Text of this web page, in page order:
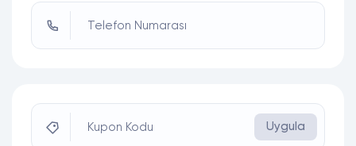
Telefon Numarası
Kupon Kodu Uygula